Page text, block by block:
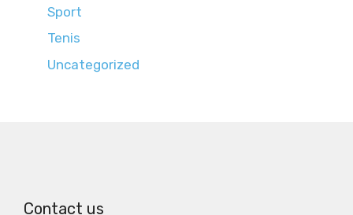
Sport
Tenis
Uncategorized
Contact us